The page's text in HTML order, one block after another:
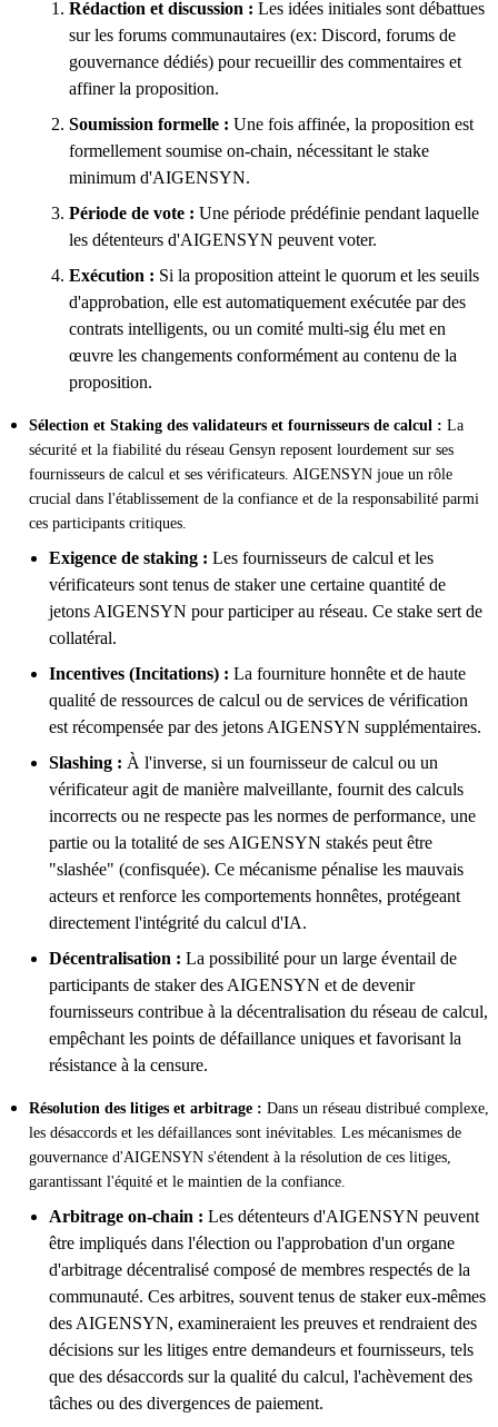
Rédaction et discussion : Les idées initiales sont débattues
sur les forums communautaires (ex: Discord, forums de
gouvernance dédiés) pour recueillir des commentaires et
affiner la proposition.
Soumission formelle : Une fois affinée, la proposition est
formellement soumise on-chain, nécessitant le stake
minimum d'AIGENSYN.
Période de vote : Une période prédéfinie pendant laquelle
les détenteurs d'AIGENSYN peuvent voter.
Exécution : Si la proposition atteint le quorum et les seuils
d'approbation, elle est automatiquement exécutée par des
contrats intelligents, ou un comité multi-sig élu met en
œuvre les changements conformément au contenu de la
proposition.
Sélection et Staking des validateurs et fournisseurs de calcul : La
sécurité et la fiabilité du réseau Gensyn reposent lourdement sur ses
fournisseurs de calcul et ses vérificateurs. AIGENSYN joue un rôle
crucial dans l'établissement de la confiance et de la responsabilité parmi
ces participants critiques.
Exigence de staking : Les fournisseurs de calcul et les
vérificateurs sont tenus de staker une certaine quantité de
jetons AIGENSYN pour participer au réseau. Ce stake sert de
collatéral.
Incentives (Incitations) : La fourniture honnête et de haute
qualité de ressources de calcul ou de services de vérification
est récompensée par des jetons AIGENSYN supplémentaires.
Slashing : À l'inverse, si un fournisseur de calcul ou un
vérificateur agit de manière malveillante, fournit des calculs
incorrects ou ne respecte pas les normes de performance, une
partie ou la totalité de ses AIGENSYN stakés peut être
"slashée" (confisquée). Ce mécanisme pénalise les mauvais
acteurs et renforce les comportements honnêtes, protégeant
directement l'intégrité du calcul d'IA.
Décentralisation : La possibilité pour un large éventail de
participants de staker des AIGENSYN et de devenir
fournisseurs contribue à la décentralisation du réseau de calcul,
empêchant les points de défaillance uniques et favorisant la
résistance à la censure.
Résolution des litiges et arbitrage : Dans un réseau distribué complexe,
les désaccords et les défaillances sont inévitables. Les mécanismes de
gouvernance d'AIGENSYN s'étendent à la résolution de ces litiges,
garantissant l'équité et le maintien de la confiance.
Arbitrage on-chain : Les détenteurs d'AIGENSYN peuvent
être impliqués dans l'élection ou l'approbation d'un organe
d'arbitrage décentralisé composé de membres respectés de la
communauté. Ces arbitres, souvent tenus de staker eux-mêmes
des AIGENSYN, examineraient les preuves et rendraient des
décisions sur les litiges entre demandeurs et fournisseurs, tels
que des désaccords sur la qualité du calcul, l'achèvement des
tâches ou des divergences de paiement.